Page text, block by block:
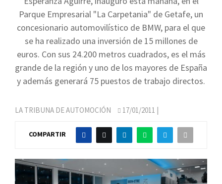
Parque Empresarial "La Carpetania" de Getafe, un
concesionario automovilístico de BMW, para el que
se ha realizado una inversión de 15 millones de
euros. Con sus 24.200 metros cuadrados, es el más
grande de la región y uno de los mayores de España
y además generará 75 puestos de trabajo directos.
LA TRIBUNA DE AUTOMOCIÓN 17/01/2011 |
COMPARTIR